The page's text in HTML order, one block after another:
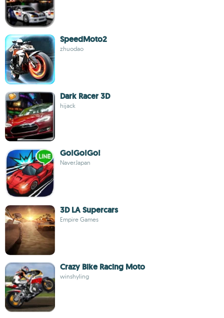
SpeedMoto2
zhuodao
Dark Racer 3D
hijack
Go!Go!Go!
NaverJapan
3D LA Supercars
Empire Games
Crazy Bike Racing Moto
winshyling